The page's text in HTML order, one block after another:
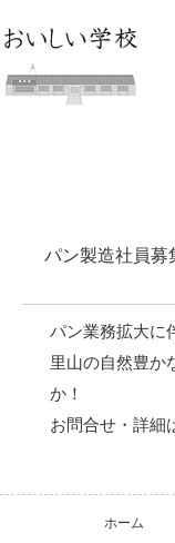
パン製造社員募
パン業務拡大に
里山の自然豊か
か！
お問合せ・詳細
ホーム